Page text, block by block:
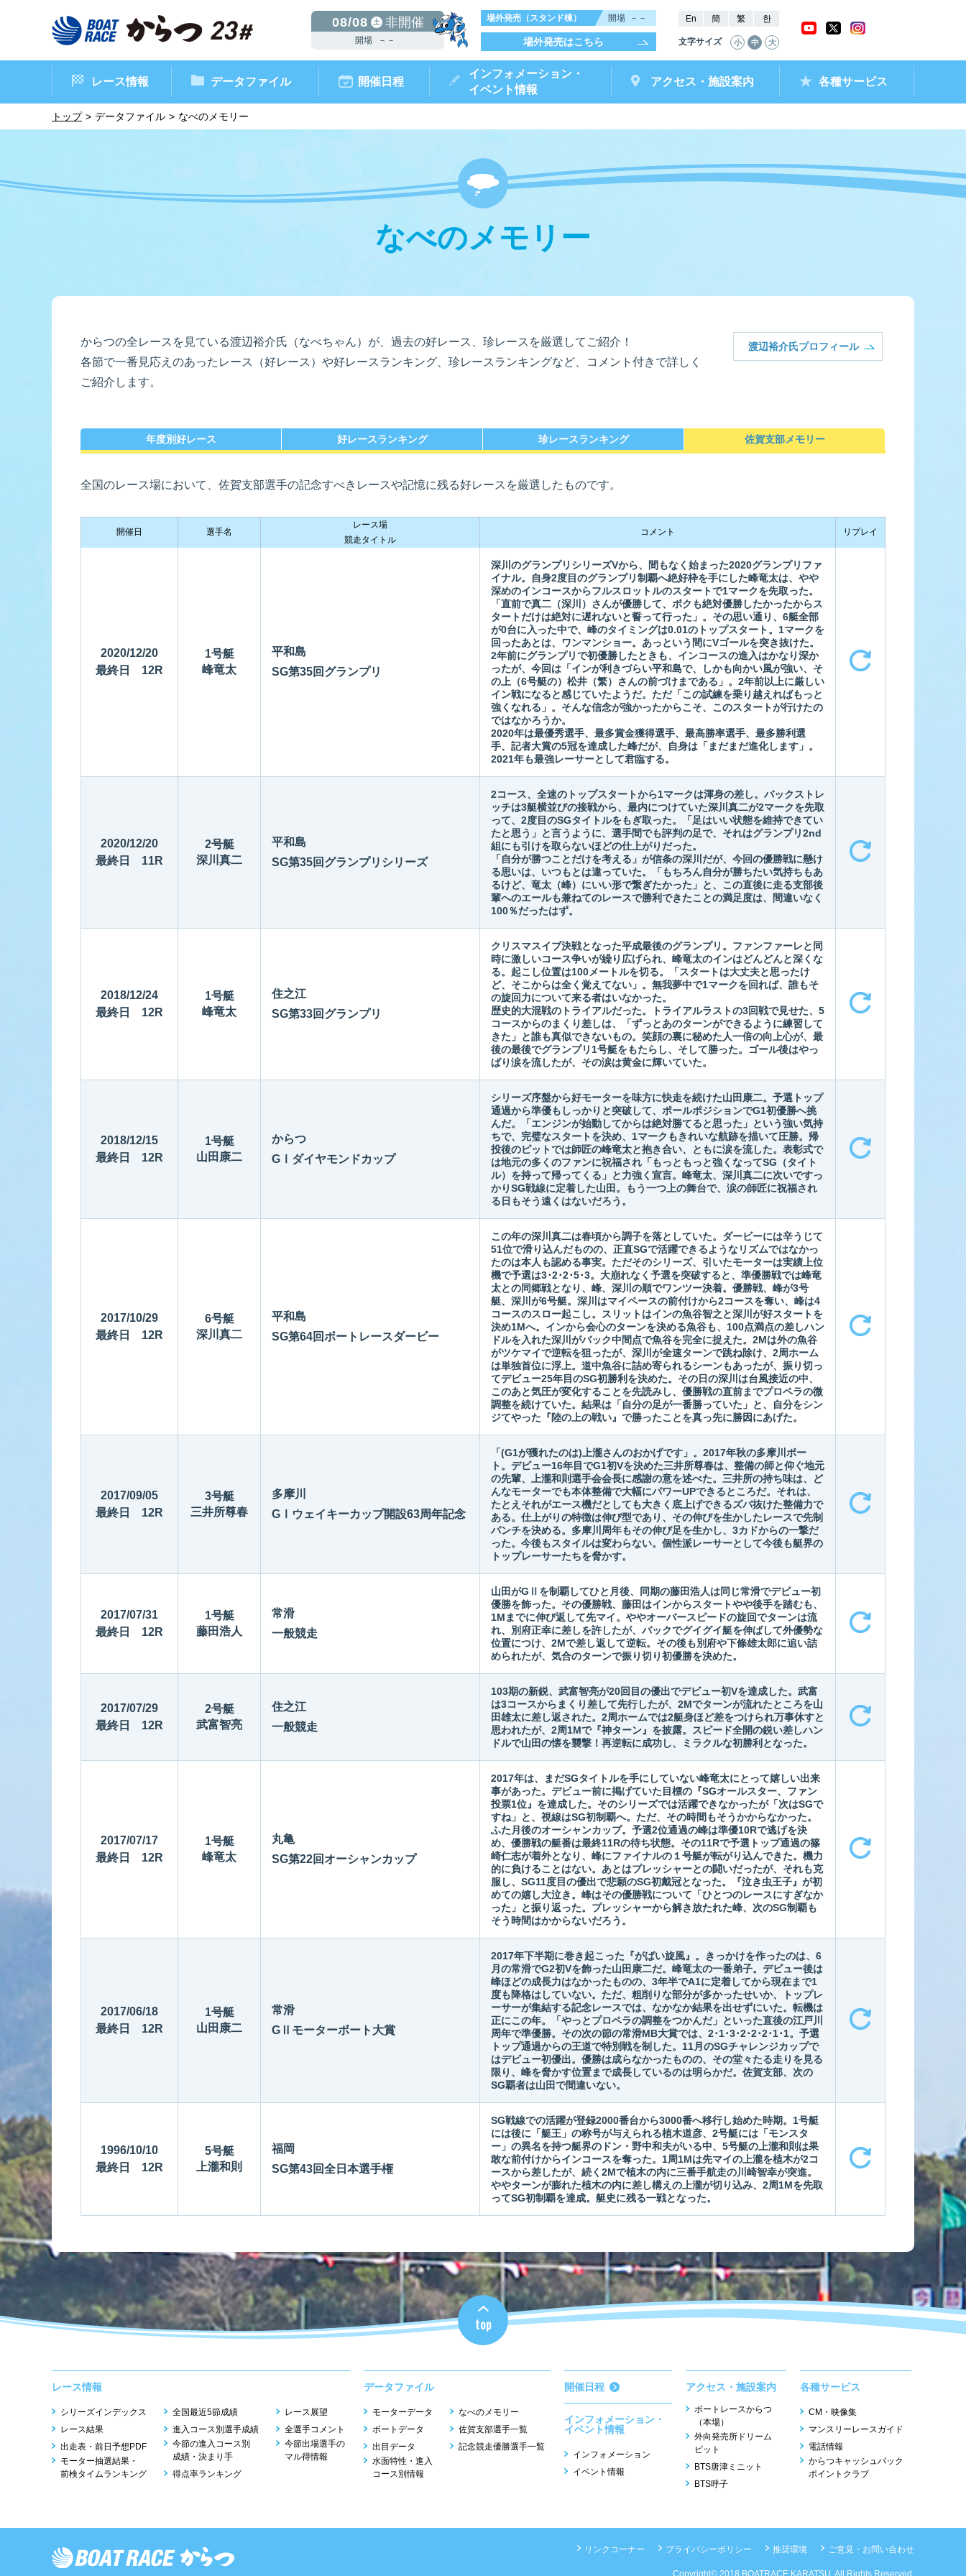
08/08 土 非開催
開場 －－
場外発売（スタンド棟） 開場 －－
場外発売はこちら
En 簡 繁 한
文字サイズ 小 中 大
レース情報
出走表・前日予想PDF
進入コース別選手成績
データファイル
出目データ 水面特性・進入コース別情報
佐賀支部選手一覧 記念競走優勝選手一覧
開催日程
インフォメーション・
イベント情報
アクセス・施設案内
外向発売所 ドリームピット
ボートレースチケットショップ
唐津ミニット
各種サービス
電話情報
トップ データファイル なべのメモリー
なべのメモリー
からつの全レースを見ている渡辺裕介氏（なべちゃん）が、過去の好レース、珍レースを厳選してご紹介！
各節で一番見応えのあったレース（好レース）や好レースランキング、珍レースランキングなど、コメント付きで詳しく
ご紹介します。
渡辺裕介氏プロフィール
年度別好レース 好レースランキング 珍レースランキング 佐賀支部メモリー
全国のレース場において、佐賀支部選手の記念すべきレースや記憶に残る好レースを厳選したものです。
開催日 選手名
レース場
競走タイトル
コメント リプレイ
2020/12/20
最終日 12R
1号艇
峰竜太
平和島
SG第35回グランプリ
深川のグランプリシリーズVから、間もなく始まった2020グランプリファ
イナル。自身2度目のグランプリ制覇へ絶好枠を手にした峰竜太は、やや
深めのインコースからフルスロットルのスタートで1マークを先取った。
「直前で真二（深川）さんが優勝して、ボクも絶対優勝したかったからス
タートだけは絶対に遅れないと誓って行った」。その思い通り、6艇全部
が0台に入った中で、峰のタイミングは0.01のトップスタート。1マークを
回ったあとは、ワンマンショー。あっという間にVゴールを突き抜けた。
2年前にグランプリで初優勝したときも、インコースの進入はかなり深か
ったが、今回は「インが利きづらい平和島で、しかも向かい風が強い、そ
の上（6号艇の）松井（繁）さんの前づけまである」。2年前以上に厳しい
イン戦になると感じていたようだ。ただ「この試練を乗り越えればもっと
強くなれる」。そんな信念が強かったからこそ、このスタートが行けたの
ではなかろうか。
2020年は最優秀選手、最多賞金獲得選手、最高勝率選手、最多勝利選
手、記者大賞の5冠を達成した峰だが、自身は「まだまだ進化します」。
2021年も最強レーサーとして君臨する。
2020/12/20
最終日 11R
2号艇
深川真二
平和島
SG第35回グランプリシリーズ
2コース、全速のトップスタートから1マークは渾身の差し。バックストレ
ッチは3艇横並びの接戦から、最内につけていた深川真二が2マークを先取
って、2度目のSGタイトルをもぎ取った。「足はいい状態を維持できてい
たと思う」と言うように、選手間でも評判の足で、それはグランプリ2nd
組にも引けを取らないほどの仕上がりだった。
「自分が勝つことだけを考える」が信条の深川だが、今回の優勝戦に懸け
る思いは、いつもとは違っていた。「もちろん自分が勝ちたい気持ちもあ
るけど、竜太（峰）にいい形で繋ぎたかった」と、この直後に走る支部後
輩へのエールも兼ねてのレースで勝利できたことの満足度は、間違いなく
100％だったはず。
2018/12/24
最終日 12R
1号艇
峰竜太
住之江
SG第33回グランプリ
クリスマスイブ決戦となった平成最後のグランプリ。ファンファーレと同
時に激しいコース争いが繰り広げられ、峰竜太のインはどんどんと深くな
る。起こし位置は100メートルを切る。「スタートは大丈夫と思ったけ
ど、そこからは全く覚えてない」。無我夢中で1マークを回れば、誰もそ
の旋回力について来る者はいなかった。
歴史的大混戦のトライアルだった。トライアルラストの3回戦で見せた、5
コースからのまくり差しは、「ずっとあのターンができるように練習して
きた」と誰も真似できないもの。笑顔の裏に秘めた人一倍の向上心が、最
後の最後でグランプリ1号艇をもたらし、そして勝った。ゴール後はやっ
ぱり涙を流したが、その涙は黄金に輝いていた。
2018/12/15
最終日 12R
1号艇
山田康二
からつ
GⅠダイヤモンドカップ
シリーズ序盤から好モーターを味方に快走を続けた山田康二。予選トップ
通過から準優もしっかりと突破して、ポールポジションでG1初優勝へ挑
んだ。「エンジンが始動してからは絶対勝てると思った」という強い気持
ちで、完璧なスタートを決め、1マークもきれいな航跡を描いて圧勝。帰
投後のピットでは師匠の峰竜太と抱き合い、ともに涙を流した。表彰式で
は地元の多くのファンに祝福され「もっともっと強くなってSG（タイト
ル）を持って帰ってくる」と力強く宣言。峰竜太、深川真二に次いですっ
かりSG戦線に定着した山田。もう一つ上の舞台で、涙の師匠に祝福され
る日もそう遠くはないだろう。
2017/10/29
最終日 12R
6号艇
深川真二
平和島
SG第64回ボートレースダービー
この年の深川真二は春頃から調子を落としていた。ダービーには辛うじて
51位で滑り込んだものの、正直SGで活躍できるようなリズムではなかっ
たのは本人も認める事実。ただそのシリーズ、引いたモーターは実績上位
機で予選は3･2･2･5･3。大崩れなく予選を突破すると、準優勝戦では峰竜
太との同郷戦となり、峰、深川の順でワンツー決着。優勝戦、峰が3号
艇、深川が6号艇。深川はマイペースの前付けから2コースを奪い、峰は4
コースのスロー起こし。スリットはインの魚谷智之と深川が好スタートを
決め1Mへ。インから会心のターンを決める魚谷も、100点満点の差しハン
ドルを入れた深川がバック中間点で魚谷を完全に捉えた。2Mは外の魚谷
がツケマイで逆転を狙ったが、深川が全速ターンで跳ね除け、2周ホーム
は単独首位に浮上。道中魚谷に詰め寄られるシーンもあったが、振り切っ
てデビュー25年目のSG初勝利を決めた。その日の深川は台風接近の中、
このあと気圧が変化することを先読みし、優勝戦の直前までプロペラの微
調整を続けていた。結果は「自分の足が一番勝っていた」と、自分をシン
ジてやった『陸の上の戦い』で勝ったことを真っ先に勝因にあげた。
2017/09/05
最終日 12R
3号艇
三井所尊春
多摩川
GⅠウェイキーカップ開設63周年記念
「(G1が獲れたのは)上瀧さんのおかげです」。2017年秋の多摩川ボー
ト。デビュー16年目でG1初Vを決めた三井所尊春は、整備の師と仰ぐ地元
の先輩、上瀧和則選手会会長に感謝の意を述べた。三井所の持ち味は、ど
んなモーターでも本体整備で大幅にパワーUPできるところだ。それは、
たとえそれがエース機だとしても大きく底上げできるズバ抜けた整備力で
ある。仕上がりの特徴は伸び型であり、その伸びを生かしたレースで先制
パンチを決める。多摩川周年もその伸び足を生かし、3カドからの一撃だ
った。今後もスタイルは変わらない。個性派レーサーとして今後も艇界の
トップレーサーたちを脅かす。
2017/07/31
最終日 12R
1号艇
藤田浩人
常滑
一般競走
山田がGⅡを制覇してひと月後、同期の藤田浩人は同じ常滑でデビュー初
優勝を飾った。その優勝戦、藤田はインからスタートやや後手を踏むも、
1Mまでに伸び返して先マイ。ややオーバースピードの旋回でターンは流
れ、別府正幸に差しを許したが、バックでグイグイ艇を伸ばして外優勢な
位置につけ、2Mで差し返して逆転。その後も別府や下條雄太郎に追い詰
められたが、気合のターンで振り切り初優勝を決めた。
2017/07/29
最終日 12R
2号艇
武富智亮
住之江
一般競走
103期の新鋭、武富智亮が20回目の優出でデビュー初Vを達成した。武富
は3コースからまくり差して先行したが、2Mでターンが流れたところを山
田雄太に差し返された。2周ホームでは2艇身ほど差をつけられ万事休すと
思われたが、2周1Mで『神ターン』を披露。スピード全開の鋭い差しハン
ドルで山田の懐を襲撃！再逆転に成功し、ミラクルな初勝利となった。
2017/07/17
最終日 12R
1号艇
峰竜太
丸亀
SG第22回オーシャンカップ
2017年は、まだSGタイトルを手にしていない峰竜太にとって嬉しい出来
事があった。デビュー前に掲げていた目標の『SGオールスター、ファン
投票1位』を達成した。そのシリーズでは活躍できなかったが「次はSGで
すね」と、視線はSG初制覇へ。ただ、その時間もそうかからなかった。
ふた月後のオーシャンカップ。予選2位通過の峰は準優10Rで逃げを決
め、優勝戦の艇番は最終11Rの待ち状態。その11Rで予選トップ通過の篠
崎仁志が着外となり、峰にファイナルの１号艇が転がり込んできた。機力
的に負けることはない。あとはプレッシャーとの闘いだったが、それも克
服し、SG11度目の優出で悲願のSG初戴冠となった。『泣き虫王子』が初
めての嬉し大泣き。峰はその優勝戦について「ひとつのレースにすぎなか
った」と振り返った。プレッシャーから解き放たれた峰、次のSG制覇も
そう時間はかからないだろう。
2017/06/18
最終日 12R
1号艇
山田康二
常滑
GⅡモーターボート大賞
2017年下半期に巻き起こった『がばい旋風』。きっかけを作ったのは、6
月の常滑でG2初Vを飾った山田康二だ。峰竜太の一番弟子。デビュー後は
峰ほどの成長力はなかったものの、3年半でA1に定着してから現在まで1
度も降格はしていない。ただ、粗削りな部分が多かったせいか、トップレ
ーサーが集結する記念レースでは、なかなか結果を出せずにいた。転機は
正にこの年。「やっとプロペラの調整をつかんだ」といった直後の江戸川
周年で準優勝。その次の節の常滑MB大賞では、2･1･3･2･2･2･1･1。予選
トップ通過からの王道で特別戦を制した。11月のSGチャレンジカップで
はデビュー初優出。優勝は成らなかったものの、その堂々たる走りを見る
限り、峰を脅かす位置まで成長しているのは明らかだ。佐賀支部、次の
SG覇者は山田で間違いない。
1996/10/10
最終日 12R
5号艇
上瀧和則
福岡
SG第43回全日本選手権
SG戦線での活躍が登録2000番台から3000番へ移行し始めた時期。1号艇
には後に「艇王」の称号が与えられる植木道彦、2号艇には「モンスタ
ー」の異名を持つ艇界のドン・野中和夫がいる中、5号艇の上瀧和則は果
敢な前付けからインコースを奪った。1周1Mは先マイの上瀧を植木が2コ
ースから差したが、続く2Mで植木の内に三番手航走の川崎智幸が突進。
ややターンが膨れた植木の内に差し構えの上瀧が切り込み、2周1Mを先取
ってSG初制覇を達成。艇史に残る一戦となった。
top
レース情報
シリーズインデックス
レース結果
出走表・前日予想PDF
モーター抽選結果・
前検タイムランキング
全国最近5節成績
進入コース別選手成績
今節の進入コース別
成績・決まり手
得点率ランキング
レース展望
全選手コメント
今節出場選手の
マル得情報
データファイル
モーターデータ
ボートデータ
出目データ
水面特性・進入
コース別情報
なべのメモリー
佐賀支部選手一覧
記念競走優勝選手一覧
開催日程
インフォメーション・
イベント情報
インフォメーション
イベント情報
アクセス・施設案内
ボートレースからつ
（本場）
外向発売所ドリーム
ピット
BTS唐津ミニット
BTS呼子
各種サービス
CM・映像集
マンスリーレースガイド
電話情報
からつキャッシュバック
ポイントクラブ
リンクコーナー プライバシーポリシー 推奨環境 ご意見・お問い合わせ
Copyright© 2018 BOATRACE KARATSU. All Rights Reserved.